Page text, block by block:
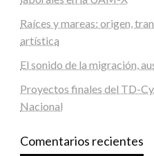
Raíces y mareas: origen,
artística
El sonido de la migración,
Proyectos finales del TD-
Nacional
Comentarios recientes